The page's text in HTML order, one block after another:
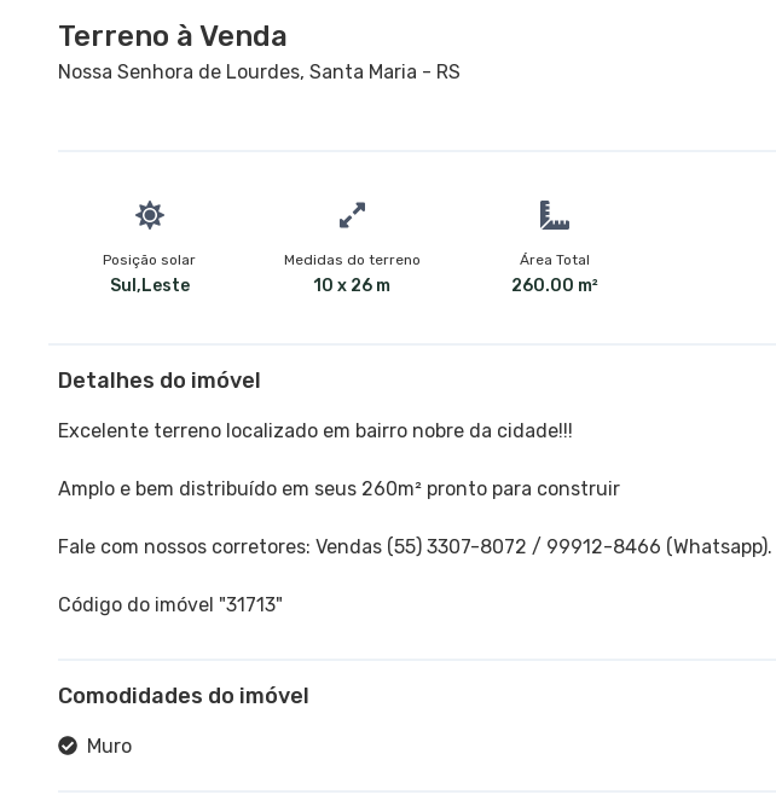
Terreno à Venda
Nossa Senhora de Lourdes, Santa Maria - RS
Posição solar
Sul,Leste
Medidas do terreno
10 x 26 m
Área Total
260.00 m²
Detalhes do imóvel
Excelente terreno localizado em bairro nobre da cidade!!!
Amplo e bem distribuído em seus 260m² pronto para construir
Fale com nossos corretores: Vendas (55) 3307-8072 / 99912-8466 (Whatsapp).
Código do imóvel "31713"
Comodidades do imóvel
Muro